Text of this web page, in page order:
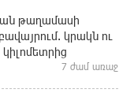
թաղամասի
կրակն ու
7 ժամ առաջ